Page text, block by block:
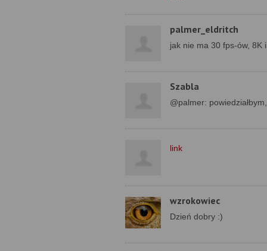
palmer_eldritch
jak nie ma 30 fps-ów, 8K
Szabla
@palmer:
link
wzrokowiec
Dzień dobry :)